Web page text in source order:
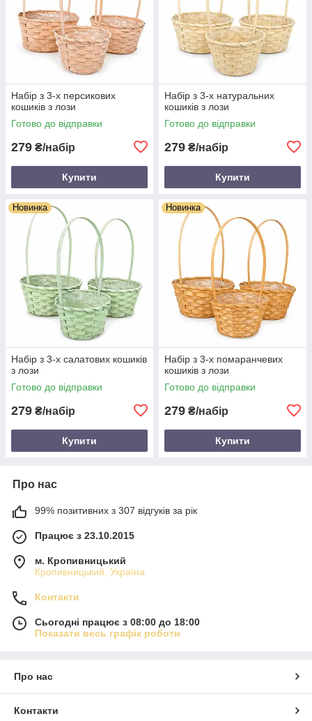
Набір з 3-х персикових
кошиків з лози
Готово до відправки
279 ₴/набір
Купити
Набір з 3-х натуральних
кошиків з лози
Готово до відправки
279 ₴/набір
Купити
Новинка
Набір з 3-х салатових кошиків
з лози
Готово до відправки
279 ₴/набір
Купити
Новинка
Набір з 3-х помаранчевих
кошиків з лози
Готово до відправки
279 ₴/набір
Купити
Про нас
99% позитивних з 307 відгуків за рік
Працює з 23.10.2015
м. Кропивницький
Кропивницький, Україна
Контакти
Сьогодні працює з 08:00 до 18:00
Показати весь графік роботи
Про нас
Контакти